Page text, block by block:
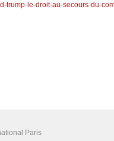
trump-le-droit-au-secours-du-
Paris